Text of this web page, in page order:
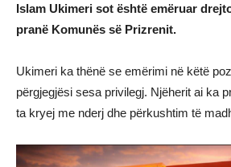
Islam Ukimeri sot është emëruar
pranë Komunës së Prizrenit.
Ukimeri ka thënë se emërimi në këtë
përgjegjësi sesa privilegj. Njëherit ai ka
ta kryej me nderj dhe përkushtim të